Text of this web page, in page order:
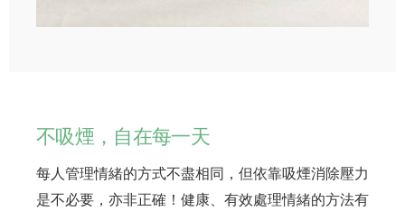
不吸煙，自在每一天
每人管理情緒的方式不盡相同，但依靠吸煙消除壓力
是不必要，亦非正確！健康、有效處理情緒的方法有